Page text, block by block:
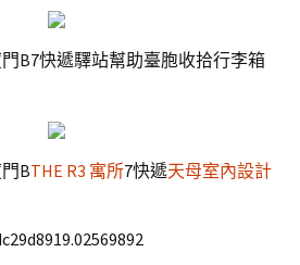
B7快遞驛站幫助臺胞收拾行李箱
BTHE R3 寓所7快遞天母室內設計